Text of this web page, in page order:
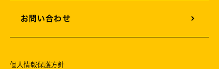
お問い合わせ
個人情報保護方針